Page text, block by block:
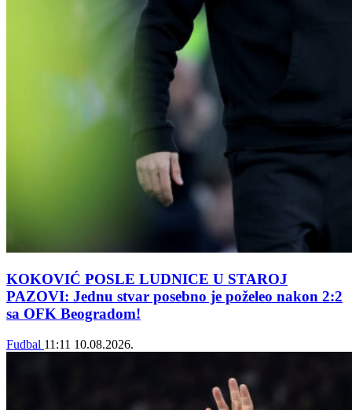
KOKOVIĆ POSLE LUDNICE U STAROJ
PAZOVI: Jednu stvar posebno je poželeo nakon 2:2
sa OFK Beogradom!
Fudbal 11:11 10.08.2026.